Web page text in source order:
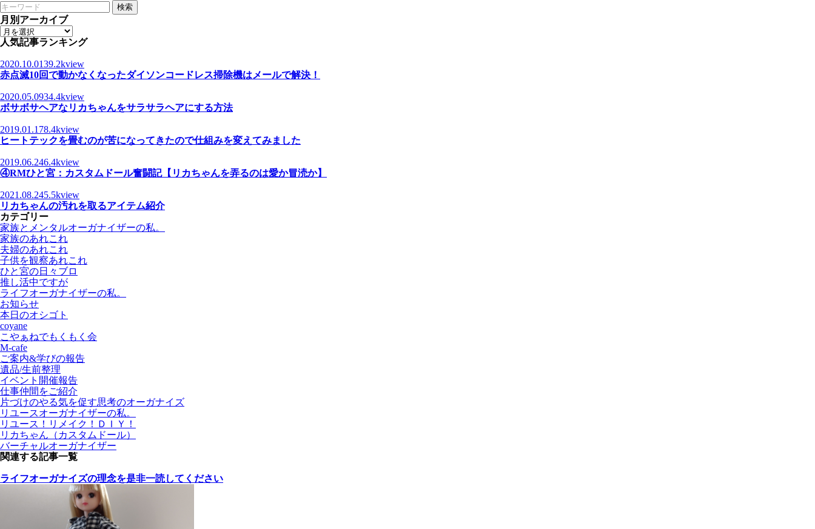
検索
月別アーカイブ
人気記事ランキング
2020.10.0139.2kview
赤点滅10回で動かなくなったダイソンコードレス掃除機はメールで解決！
2020.05.0934.4kview
ボサボサヘアなリカちゃんをサラサラヘアにする方法
2019.01.178.4kview
ヒートテックを畳むのが苦になってきたので仕組みを変えてみました
2019.06.246.4kview
④RMひと宮：カスタムドール奮闘記【リカちゃんを弄るのは愛か冒涜か】
2021.08.245.5kview
リカちゃんの汚れを取るアイテム紹介
カテゴリー
家族とメンタルオーガナイザーの私。
家族のあれこれ
夫婦のあれこれ
子供を観察あれこれ
ひと宮の日々ブロ
推し活中ですが
ライフオーガナイザーの私。
お知らせ
本日のオシゴト
coyane
こやぁねでもくもく会
M-cafe
ご案内&学びの報告
遺品/生前整理
イベント開催報告
仕事仲間をご紹介
片づけのやる気を促す思考のオーガナイズ
リユースオーガナイザーの私。
リユース！リメイク！ＤＩＹ！
リカちゃん（カスタムドール）
バーチャルオーガナイザー
関連する記事一覧
ライフオーガナイズの理念を是非一読してください